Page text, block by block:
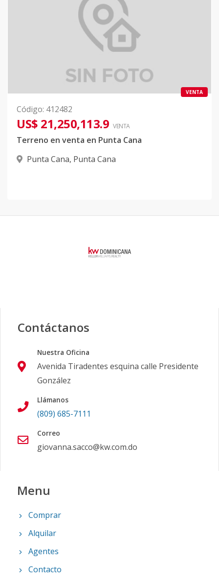
VENTA
Código: 412482
US$ 21,250,113.9 VENTA
Terreno en venta en Punta Cana
Punta Cana, Punta Cana
Contáctanos
Nuestra Oficina
Avenida Tiradentes esquina calle Presidente
González
Llámanos
(809) 685-7111
Correo
giovanna.sacco@kw.com.do
Menu
Comprar
Alquilar
Agentes
Contacto